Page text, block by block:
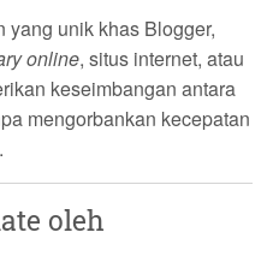
yang unik khas Blogger,
online, situs internet, atau
keseimbangan antara
mengorbankan kecepatan
oleh